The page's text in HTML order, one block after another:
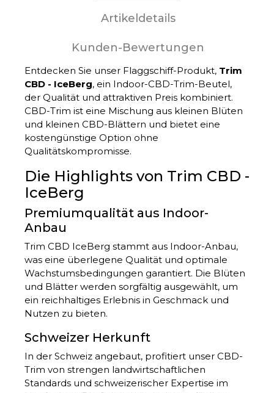
Artikeldetails
Kunden-Bewertungen
Entdecken Sie unser Flaggschiff-Produkt, Trim
CBD - IceBerg, ein Indoor-CBD-Trim-Beutel,
der Qualität und attraktiven Preis kombiniert.
CBD-Trim ist eine Mischung aus kleinen Blüten
und kleinen CBD-Blättern und bietet eine
kostengünstige Option ohne
Qualitätskompromisse.
Die Highlights von Trim CBD -
IceBerg
Premiumqualität aus Indoor-
Anbau
Trim CBD IceBerg stammt aus Indoor-Anbau,
was eine überlegene Qualität und optimale
Wachstumsbedingungen garantiert. Die Blüten
und Blätter werden sorgfältig ausgewählt, um
ein reichhaltiges Erlebnis in Geschmack und
Nutzen zu bieten.
Schweizer Herkunft
In der Schweiz angebaut, profitiert unser CBD-
Trim von strengen landwirtschaftlichen
Standards und schweizerischer Expertise im